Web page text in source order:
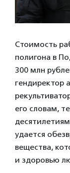
Стоимость
полигона в
300 млн
гендиректор
его словам,
удается
вещества,
и здоровью